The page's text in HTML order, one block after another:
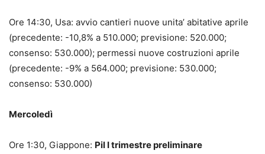
Ore 14:30, Usa: avvio cantieri nuove unita’ abitative aprile
(precedente: -10,8% a 510.000; previsione: 520.000;
consenso: 530.000); permessi nuove costruzioni aprile
(precedente: -9% a 564.000; previsione: 530.000;
consenso: 530.000)
Mercoledì
Ore 1:30, Giappone: Pil I trimestre preliminare